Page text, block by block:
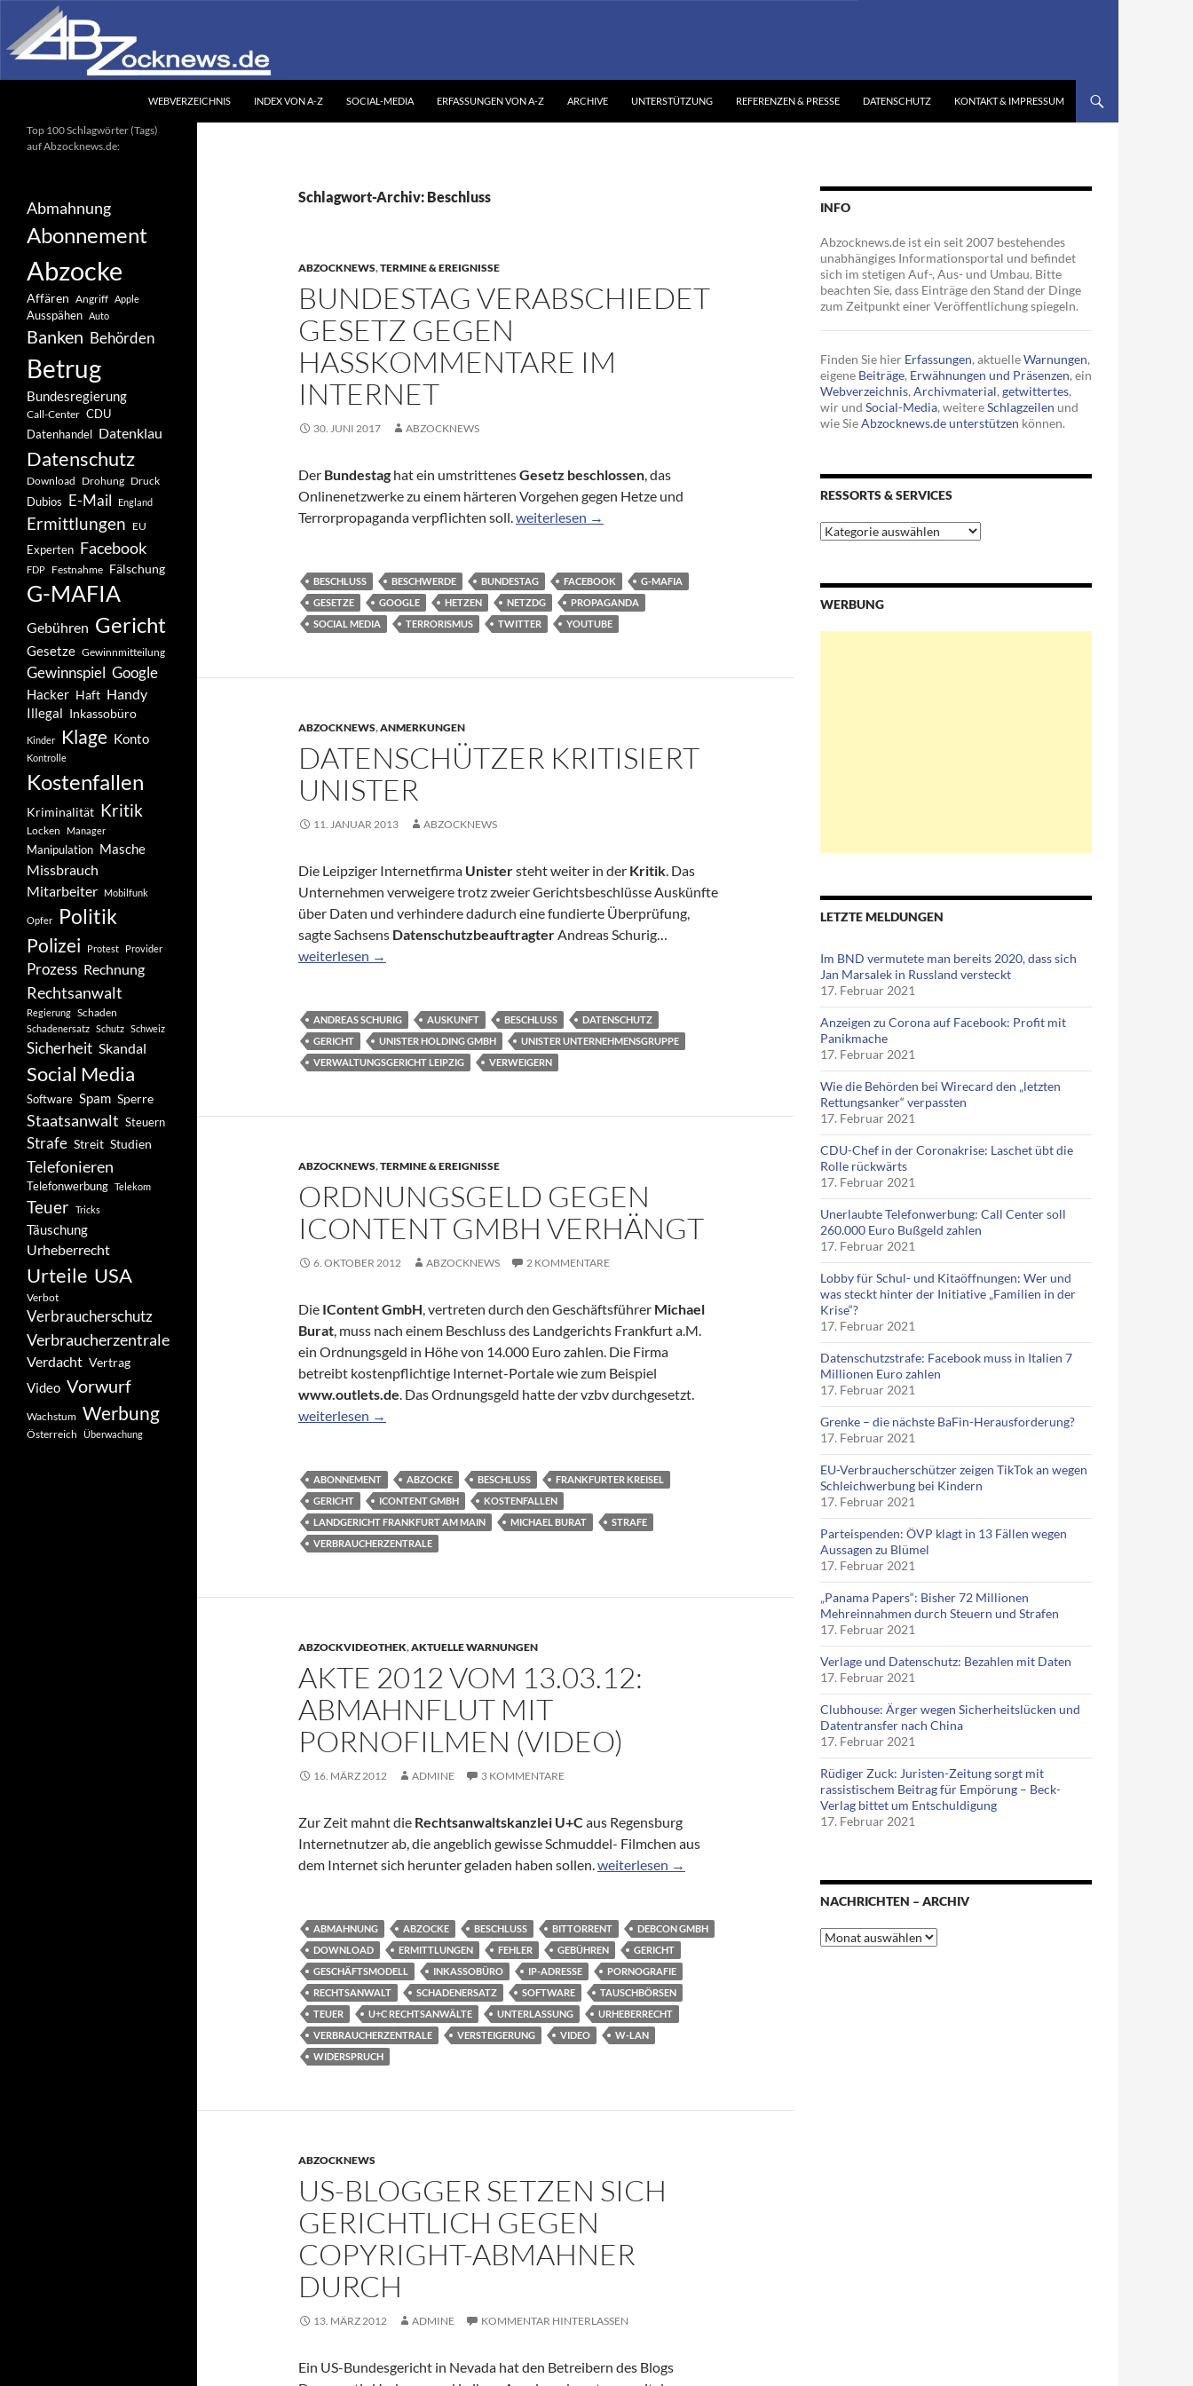
Inhalt
springen
WEBVERZEICHNIS INDEX VON A-Z SOCIAL-MEDIA ERFASSUNGEN VON A-Z ARCHIVE UNTERSTÜTZUNG REFERENZEN & PRESSE DATENSCHUTZ KONTAKT & IMPRESSUM
Schlagwort-Archiv: Beschluss
ABZOCKNEWS,TERMINE & EREIGNISSE
BUNDESTAG VERABSCHIEDET
GESETZ GEGEN
HASSKOMMENTARE IM
INTERNET
30. JUNI 2017 ABZOCKNEWS
Der Bundestag hat ein umstrittenesGesetz beschlossen, das
Onlinenetzwerke zu einem härteren Vorgehen gegen Hetze und
Terrorpropaganda verpflichten soll.Bundestag verabschiedet Gesetz gegen Hasskommentare im Internet
weiterlesen →
BESCHLUSS BESCHWERDE BUNDESTAG FACEBOOK
G-MAFIA
GESETZE
GOOGLE HETZEN NETZDG
PROPAGANDA
SOCIAL MEDIA
TERRORISMUS TWITTER YOUTUBE
ABZOCKNEWS,ANMERKUNGEN
DATENSCHÜTZER KRITISIERT
UNISTER
11. JANUAR 2013 ABZOCKNEWS
Die Leipziger Internetfirma Unistersteht weiter in der Kritik. Das
Unternehmen verweigere trotz zweier Gerichtsbeschlüsse Auskünfte
über Daten und verhindere dadurch eine fundierte Überprüfung,
sagte Sachsens DatenschutzbeauftragterAndreas Schurig…
Datenschützer kritisiert Unister
weiterlesen →
ANDREAS SCHURIG AUSKUNFT BESCHLUSS
DATENSCHUTZ
GERICHT
UNISTER HOLDING GMBH
UNISTER UNTERNEHMENSGRUPPE
VERWALTUNGSGERICHT LEIPZIG
VERWEIGERN
ABZOCKNEWS,TERMINE & EREIGNISSE
ORDNUNGSGELD GEGEN
ICONTENT GMBH VERHÄNGT
6. OKTOBER 2012 ABZOCKNEWS 2 KOMMENTARE
Die IContent GmbH, vertreten durch den Geschäftsführer Michael
Burat, muss nach einem Beschluss des Landgerichts Frankfurt a.M.
ein Ordnungsgeld in Höhe von 14.000 Euro zahlen. Die Firma
betreibt kostenpflichtige Internet-Portale wie zum Beispiel
www.outlets.de. Das Ordnungsgeld hatte der vzbv durchgesetzt.
Ordnungsgeld gegen IContent GmbH verhängt
weiterlesen →
ABONNEMENT ABZOCKE BESCHLUSS
FRANKFURTER KREISEL
GERICHT
ICONTENT GMBH
KOSTENFALLEN
LANDGERICHT FRANKFURT AM MAIN
MICHAEL BURAT
STRAFE
VERBRAUCHERZENTRALE
ABZOCKVIDEOTHEK,AKTUELLE WARNUNGEN
AKTE 2012 VOM 13.03.12:
ABMAHNFLUT MIT
PORNOFILMEN (VIDEO)
16. MÄRZ 2012 ADMINE 3 KOMMENTARE
Zur Zeit mahnt die Rechtsanwaltskanzlei U+C aus Regensburg
Internetnutzer ab, die angeblich gewisse Schmuddel- Filmchen aus
dem Internet sich herunter geladen haben sollen.Akte 2012 vom 13.03.12: Abmahnflut mit Pornofilmen (Video)
weiterlesen →
ABMAHNUNG ABZOCKE BESCHLUSS BITTORRENT
DEBCON GMBH
DOWNLOAD
ERMITTLUNGEN FEHLER GEBÜHREN
GERICHT
GESCHÄFTSMODELL
INKASSOBÜRO IP-ADRESSE
PORNOGRAFIE
RECHTSANWALT
SCHADENERSATZ SOFTWARE
TAUSCHBÖRSEN
TEUER
U+C RECHTSANWÄLTE UNTERLASSUNG
URHEBERRECHT
VERBRAUCHERZENTRALE
VERSTEIGERUNG VIDEO
W-LAN
WIDERSPRUCH
ABZOCKNEWS
US-BLOGGER SETZEN SICH
GERICHTLICH GEGEN
COPYRIGHT-ABMAHNER
DURCH
13. MÄRZ 2012 ADMINE KOMMENTAR HINTERLASSEN
Ein US-Bundesgericht in Nevada hat den Betreibern des Blogs
INFO
Abzocknews.de ist ein seit 2007 bestehendes
unabhängiges Informationsportal und befindet
sich im stetigen Auf-, Aus- und Umbau. Bitte
beachten Sie, dass Einträge den Stand der Dinge
zum Zeitpunkt einer Veröffentlichung spiegeln.
Finden Sie hier Erfassungen, aktuelleWarnungen,
eigene Beiträge, Erwähnungen und Präsenzen, ein
Webverzeichnis, Archivmaterial, getwittertes,
wir und Social-Media, weitereSchlagzeilen und
wie SieAbzocknews.de unterstützen können.
RESSORTS & SERVICES
Ressorts
&
WERBUNG
LETZTE MELDUNGEN
Im BND vermutete man bereits 2020, dass sich
Jan Marsalek in Russland versteckt
17. Februar 2021
Anzeigen zu Corona auf Facebook: Profit mit
Panikmache
17. Februar 2021
Wie die Behörden bei Wirecard den „letzten
Rettungsanker“ verpassten
17. Februar 2021
CDU-Chef in der Coronakrise: Laschet übt die
Rolle rückwärts
17. Februar 2021
Unerlaubte Telefonwerbung: Call Center soll
260.000 Euro Bußgeld zahlen
17. Februar 2021
Lobby für Schul- und Kitaöffnungen: Wer und
was steckt hinter der Initiative „Familien in der
Krise“?
17. Februar 2021
Datenschutzstrafe: Facebook muss in Italien 7
Millionen Euro zahlen
17. Februar 2021
Grenke – die nächste BaFin-Herausforderung?
17. Februar 2021
EU-Verbraucherschützer zeigen TikTok an wegen
Schleichwerbung bei Kindern
17. Februar 2021
Parteispenden: ÖVP klagt in 13 Fällen wegen
Aussagen zu Blümel
17. Februar 2021
„Panama Papers“: Bisher 72 Millionen
Mehreinnahmen durch Steuern und Strafen
17. Februar 2021
Verlage und Datenschutz: Bezahlen mit Daten
17. Februar 2021
Clubhouse: Ärger wegen Sicherheitslücken und
Datentransfer nach China
17. Februar 2021
Rüdiger Zuck: Juristen-Zeitung sorgt mit
rassistischem Beitrag für Empörung – Beck-
Verlag bittet um Entschuldigung
17. Februar 2021
NACHRICHTEN – ARCHIV
Nachrichten
–
Ihr unabhängiges
Informationsportal
Top 100 Schlagwörter (Tags)
auf Abzocknews.de:
Abmahnung
Abonnement
Abzocke
Affären Angriff Apple
Ausspähen Auto
Banken Behörden
Betrug
Bundesregierung
Call-Center CDU
Datenhandel Datenklau
Datenschutz
Download Drohung Druck
Dubios E-Mail England
Ermittlungen EU
Experten Facebook
FDP Festnahme Fälschung
G-MAFIA
Gebühren Gericht
Gesetze Gewinnmitteilung
Gewinnspiel Google
Hacker Haft Handy
Illegal Inkassobüro
Kinder Klage Konto
Kontrolle
Kostenfallen
Kriminalität Kritik
Locken Manager
Manipulation Masche
Missbrauch
Mitarbeiter
Mobilfunk
Opfer Politik
Polizei Protest Provider
Prozess Rechnung
Rechtsanwalt
Regierung Schaden
Schadenersatz Schutz Schweiz
Sicherheit Skandal
Social Media
Software Spam Sperre
Staatsanwalt Steuern
Strafe Streit Studien
Telefonieren
Telefonwerbung Telekom
Teuer Tricks
Täuschung
Urheberrecht
Urteile USA
Verbot
Verbraucherschutz
Verbraucherzentrale
Verdacht Vertrag
Video Vorwurf
Wachstum Werbung
Österreich Überwachung